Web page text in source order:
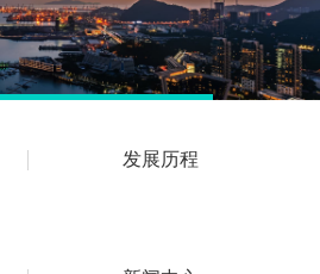
发展历程